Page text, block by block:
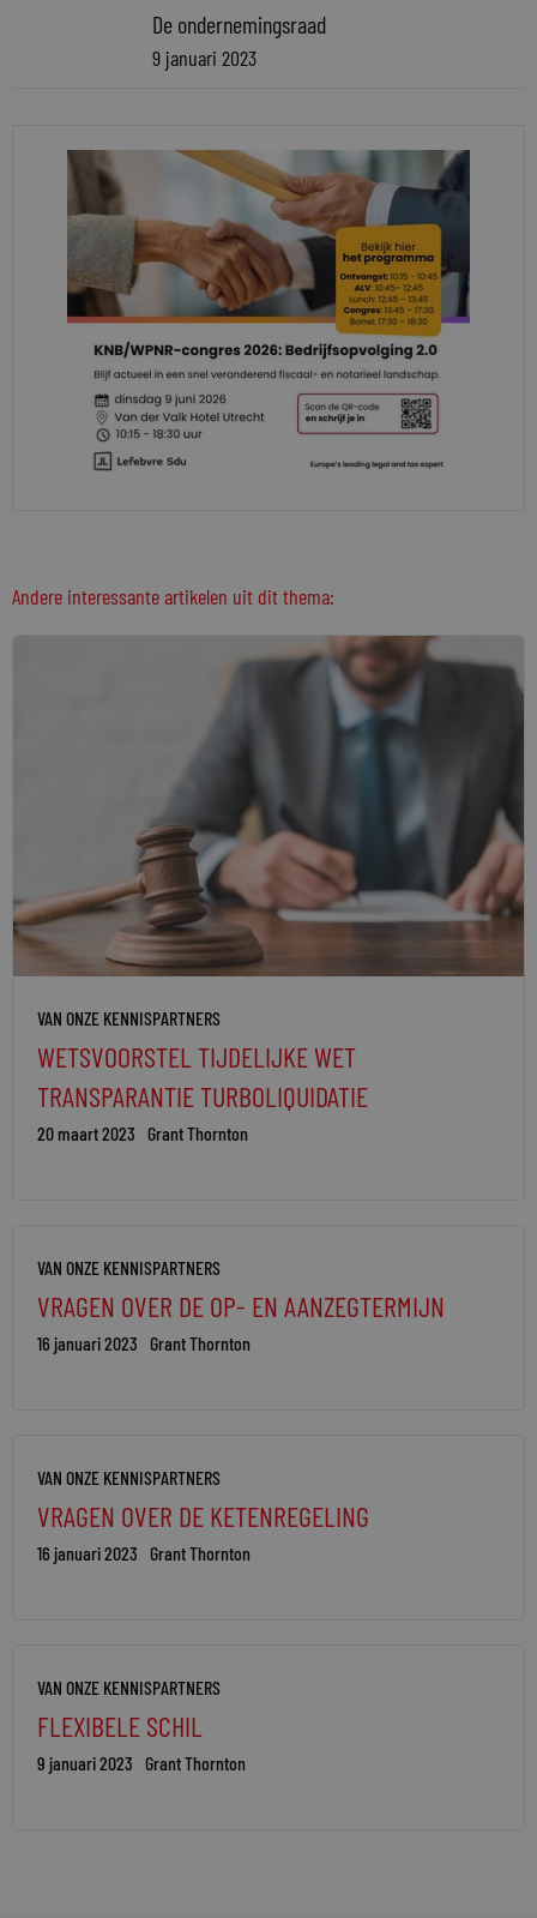
De ondernemingsraad
9 januari 2023
Andere interessante artikelen uit dit thema:
VAN ONZE KENNISPARTNERS
WETSVOORSTEL TIJDELIJKE WET
TRANSPARANTIE TURBOLIQUIDATIE
20 maart 2023 Grant Thornton
VAN ONZE KENNISPARTNERS
VRAGEN OVER DE OP- EN AANZEGTERMIJN
16 januari 2023 Grant Thornton
VAN ONZE KENNISPARTNERS
VRAGEN OVER DE KETENREGELING
16 januari 2023 Grant Thornton
VAN ONZE KENNISPARTNERS
FLEXIBELE SCHIL
9 januari 2023 Grant Thornton